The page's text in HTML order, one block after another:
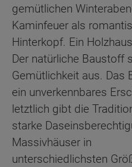
gemütlichen
Kaminfeuer als
Hinterkopf. Ein
Der natürliche Baustoff
Gemütlichkeit aus. Das
ein unverkennbares
letztlich gibt die
starke
Massivhäuser in
unterschiedlichsten